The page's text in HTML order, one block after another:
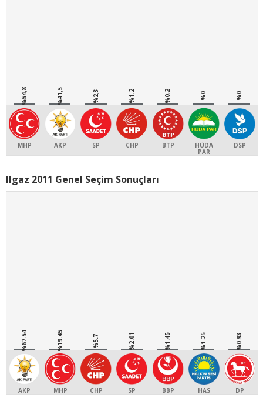
%54,8
MHP
%41,5
AKP
%2,3
SP
%1,2
CHP
%0,2
BTP
%0
HÜDA
PAR
%0
DSP
Ilgaz 2011 Genel Seçim Sonuçları
%67.54
AKP
%19.45
MHP
%5.7
CHP
%2.01
SP
%1.45
BBP
%1.25
HAS
%0.93
DP